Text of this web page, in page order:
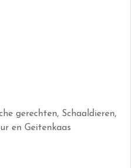
gerechten, Schaaldieren,
en Geitenkaas